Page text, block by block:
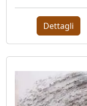
Giuliana
Bellini
Beraldo
Dettagli